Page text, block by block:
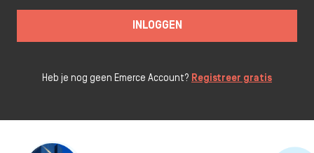
INLOGGEN
Heb je nog geen Emerce Account? Registreer gratis